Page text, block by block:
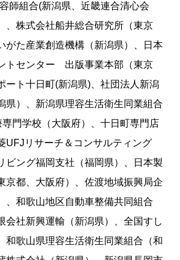
師組合(新潟県、近畿連合清心会
、株式会社船井総合研究所（東京
がた産業創造機構（新潟県）、日本
トセンター 出版事業本部（東京
ート十日町(新潟県)、社団法人新潟
県）、新潟県理容生活衛生同業組合
門学校（大阪府）、十日町専門店
UFJリサーチ＆コンサルティング
ビング福岡支社（福岡県）、日本製
京都、大阪府）、佐渡地域振興局企
、和歌山地区自動車整備共同組合
会社新興運輸（新潟県）、全国すし
和歌山県理容生活衛生同業組合（和